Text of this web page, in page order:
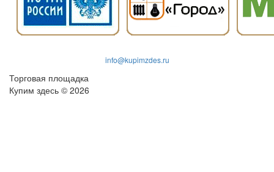
info@kupimzdes.ru
Торговая площадка
Купим здесь © 2026